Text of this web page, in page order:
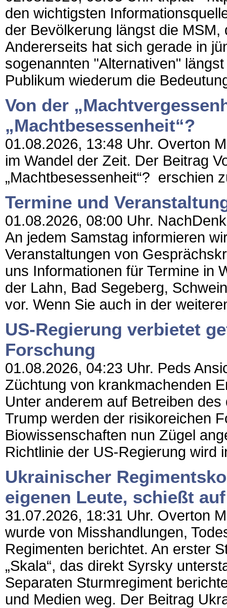
den wichtigsten
der Bevölkerung längst die
Andererseits hat sich gerade in
sogenannten "Alternativen"
Publikum wiederum die
Von der
„Machtbesessenheit“?
01.08.2026, 13:48 Uhr. Overton
im Wandel der Zeit. Der Beitrag
„Machtbesessenheit“? erschien
Termine und
01.08.2026, 08:00 Uhr.
An jedem Samstag informieren
Veranstaltungen von
uns Informationen für Termine in
der Lahn, Bad Segeberg,
vor. Wenn Sie auch in der
US-Regierung verbietet
Forschung
01.08.2026, 04:23 Uhr. Peds
Züchtung von krankmachenden
Unter anderem auf Betreiben
Trump werden der risikoreichen
Biowissenschaften nun Zügel
Richtlinie der US-Regierung wird
Ukrainischer
eigenen Leute, schießt
31.07.2026, 18:31 Uhr. Overton
wurde von Misshandlungen,
Regimenten berichtet. An erster
„Skala“, das direkt Syrsky
Separaten Sturmregiment
und Medien weg. Der Beitrag